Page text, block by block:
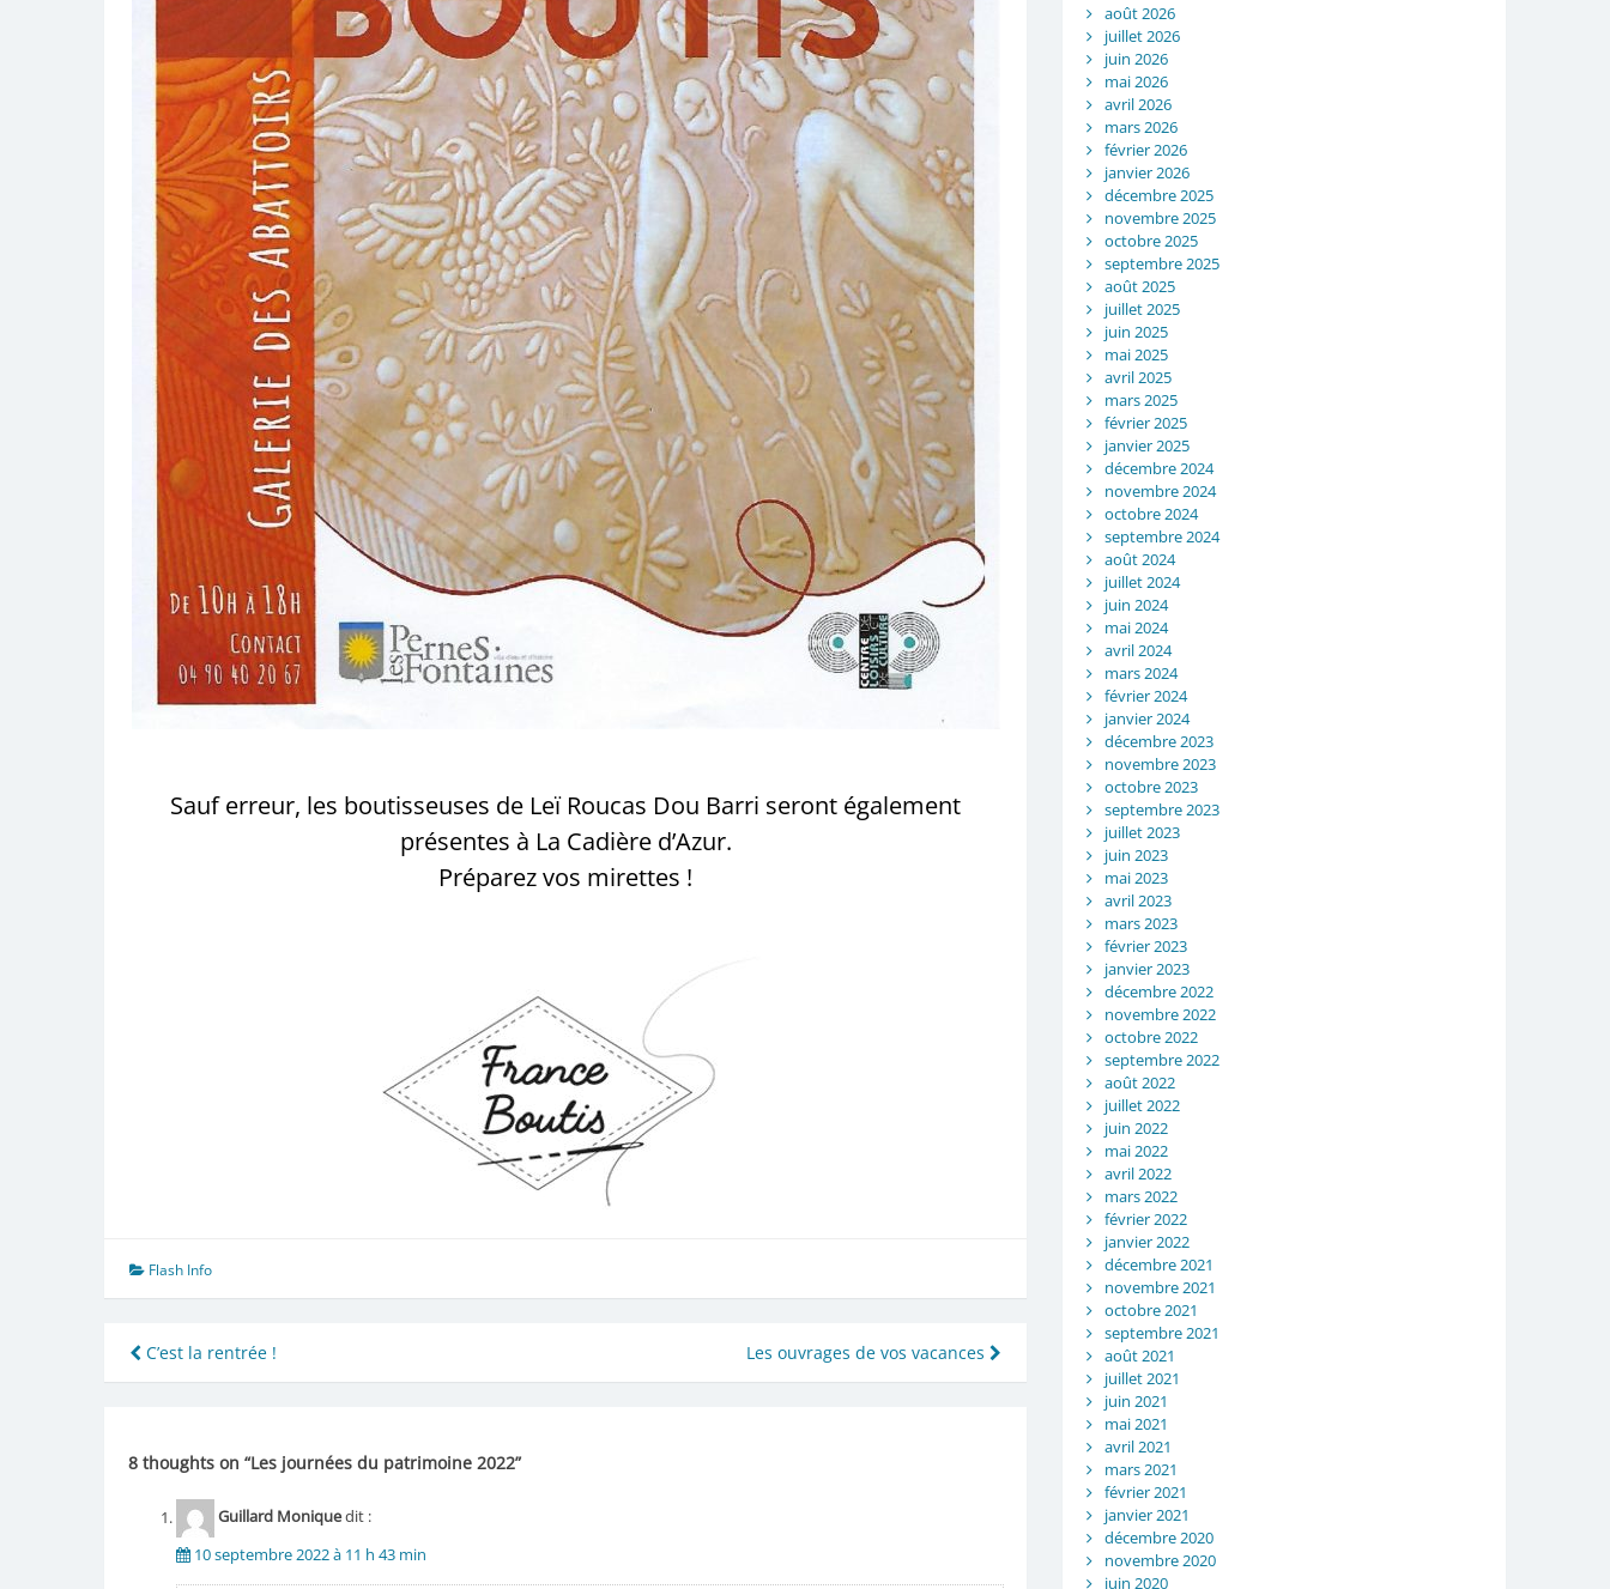
Sauf erreur, les boutisseuses de Leï Roucas Dou Barri seront également
présentes à La Cadière d’Azur.
Préparez vos mirettes !
Flash Info
Navigation
de
C’est la rentrée ! Les ouvrages de vos vacances
8 thoughts on “Les journées du patrimoine 2022”
Guillard Moniquedit :
10 septembre 2022 à 11 h 43 min
août 2026
juillet 2026
juin 2026
mai 2026
avril 2026
mars 2026
février 2026
janvier 2026
décembre 2025
novembre 2025
octobre 2025
septembre 2025
août 2025
juillet 2025
juin 2025
mai 2025
avril 2025
mars 2025
février 2025
janvier 2025
décembre 2024
novembre 2024
octobre 2024
septembre 2024
août 2024
juillet 2024
juin 2024
mai 2024
avril 2024
mars 2024
février 2024
janvier 2024
décembre 2023
novembre 2023
octobre 2023
septembre 2023
juillet 2023
juin 2023
mai 2023
avril 2023
mars 2023
février 2023
janvier 2023
décembre 2022
novembre 2022
octobre 2022
septembre 2022
août 2022
juillet 2022
juin 2022
mai 2022
avril 2022
mars 2022
février 2022
janvier 2022
décembre 2021
novembre 2021
octobre 2021
septembre 2021
août 2021
juillet 2021
juin 2021
mai 2021
avril 2021
mars 2021
février 2021
janvier 2021
décembre 2020
novembre 2020
juin 2020